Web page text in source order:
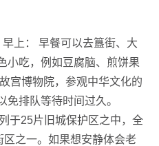
上： 早餐可以去簋街、大
小吃，例如豆腐脑、煎饼果
宫博物院，参观中华文化的
排队等待时间过久。
于25片旧城保护区之中，全
之一。如果想安静体会老